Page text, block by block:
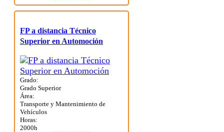
FP a distancia Técnico
Superior en Automoción
Grado:
Grado Superior
Área:
Transporte y Mantenimiento de
Vehículos
Horas:
2000h